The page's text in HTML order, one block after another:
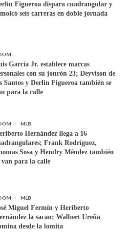
Figueroa dispara cuadrangular y
seis carreras en doble jornada
García Jr. establece marcas
con su jonrón 23; Deyvison de
Santos y Derlin Figueroa también se
para la calle
MLB
Hernández llega a 16
Frank Rodríguez,
Sosa y Hendry Méndez también
van para la calle
MLB
Miguel Fermín y Heriberto
la sacan; Walbert Ureña
desde la lomita